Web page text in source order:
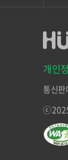
개인
통신
ⓒ